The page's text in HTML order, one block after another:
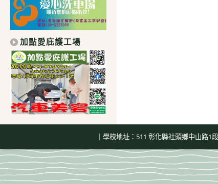
加點愛庇護工場
｜學校地址：511 彰化縣社頭鄉中山路1